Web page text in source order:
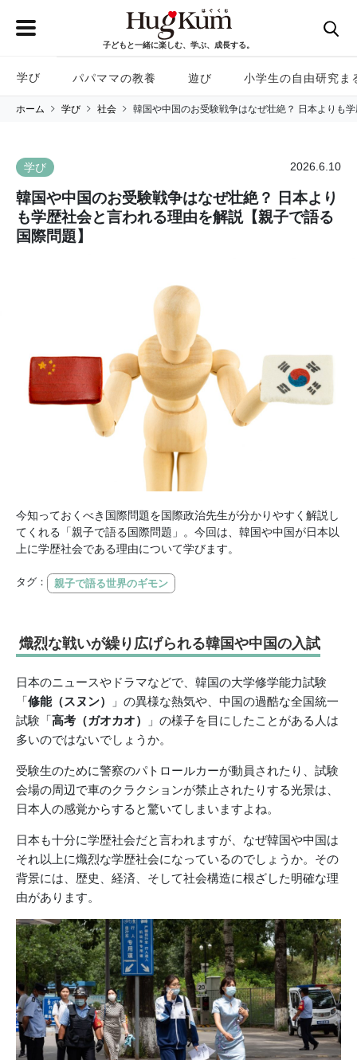
子どもと一緒に楽しむ、学ぶ、成長する。
学び パパママの教養 遊び 小学生の自由研究ま
ホーム 学び 社会 韓国や中国のお受験戦争はなぜ壮絶？ 日本よりも
学び 2026.6.10
韓国や中国のお受験戦争はなぜ壮絶？ 日本より
も学歴社会と言われる理由を解説【親子で語る
国際問題】
今知っておくべき国際問題を国際政治先生が分かりやすく解説し
てくれる「親子で語る国際問題」。今回は、韓国や中国が日本以
上に学歴社会である理由について学びます。
タグ： 親子で語る世界のギモン
熾烈な戦いが繰り広げられる韓国や中国の入試
日本のニュースやドラマなどで、韓国の大学修学能力試験
「修能（スヌン）
」の異様な熱気や、中国の過酷な全国統一
試験「高考（ガオカオ）
」の様子を目にしたことがある人は
多いのではないでしょうか。
受験生のために警察のパトロールカーが動員されたり、試験
会場の周辺で車のクラクションが禁止されたりする光景は、
日本人の感覚からすると驚いてしまいますよね。
日本も十分に学歴社会だと言われますが、なぜ韓国や中国は
それ以上に熾烈な学歴社会になっているのでしょうか。その
背景には、歴史、経済、そして社会構造に根ざした明確な理
由があります。